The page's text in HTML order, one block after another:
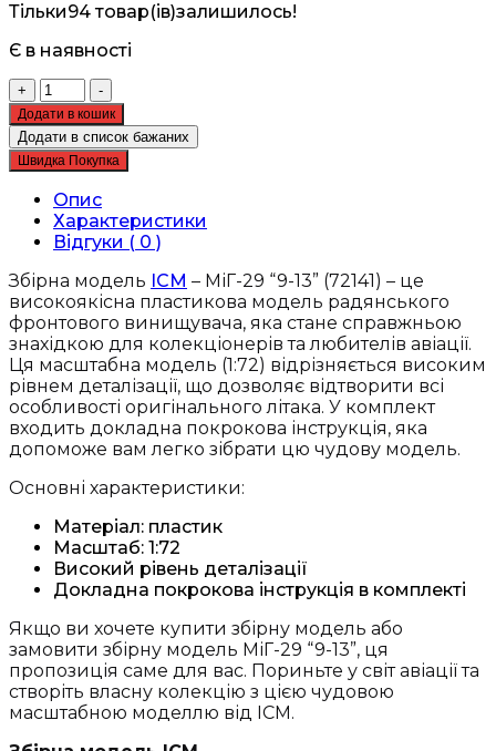
Тільки94 товар(ів)залишилось!
Є в наявності
+
Збірна
модель
ICM
-
МіГ-29
"9-
13",
радянський
фронтовий
винищувач
(72141)
кількість
-
Додати в кошик
Додати в список бажаних
Швидка Покупка
Опис
Характеристики
Відгуки ( 0 )
Збірна модель ICM – МіГ-29 “9-13” (72141) – це
високоякісна пластикова модель радянського
фронтового винищувача, яка стане справжньою
знахідкою для колекціонерів та любителів авіації.
Ця масштабна модель (1:72) відрізняється високим
рівнем деталізації, що дозволяє відтворити всі
особливості оригінального літака. У комплект
входить докладна покрокова інструкція, яка
допоможе вам легко зібрати цю чудову модель.
Основні характеристики:
Матеріал: пластик
Масштаб: 1:72
Високий рівень деталізації
Докладна покрокова інструкція в комплекті
Якщо ви хочете купити збірну модель або
замовити збірну модель МіГ-29 “9-13”, ця
пропозиція саме для вас. Пориньте у світ авіації та
створіть власну колекцію з цією чудовою
масштабною моделлю від ICM.